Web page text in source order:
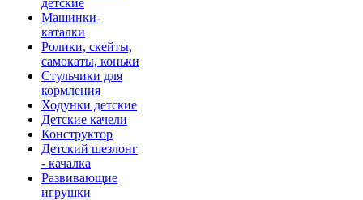
детские
Машинки-
каталки
Ролики, скейты,
самокаты, коньки
Стульчики для
кормления
Ходунки детские
Детские качели
Конструктор
Детский шезлонг
- качалка
Развивающие
игрушки